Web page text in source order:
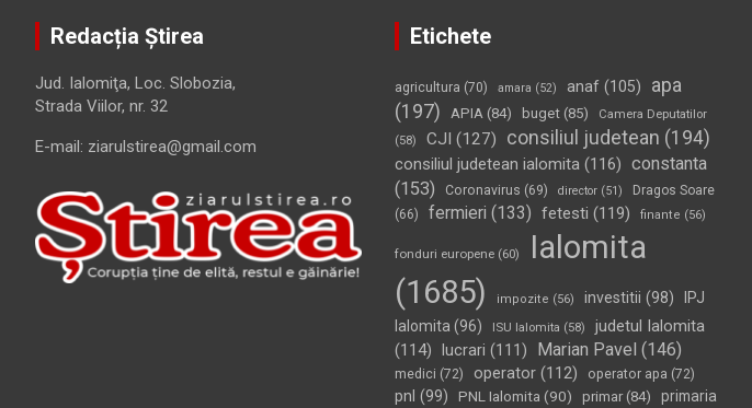
Redacția Știrea
Jud. Ialomiţa, Loc. Slobozia,
Strada Viilor, nr. 32
E-mail: ziarulstirea@gmail.com
Etichete
agricultura (70) amara (52) anaf(105)
apa
(197)
APIA(84) buget(85)
Camera Deputatilor
(58)
CJI (127) consiliul judetean (194)
consiliul judetean ialomita(116) constanta
(153)
Coronavirus (69) director(51)
Dragos Soare
(66)
fermieri (133) fetesti (119) finante (56)
fonduri europene(60)
Ialomita
(1685)
impozite (56) investitii (98)
IPJ
Ialomita (96) ISU Ialomita (58)
judetul Ialomita
(114) lucrari (111) Marian Pavel (146)
medici (72) operator(112) operator apa (72)
pnl (99) PNL Ialomita (90) primar(84)
primaria